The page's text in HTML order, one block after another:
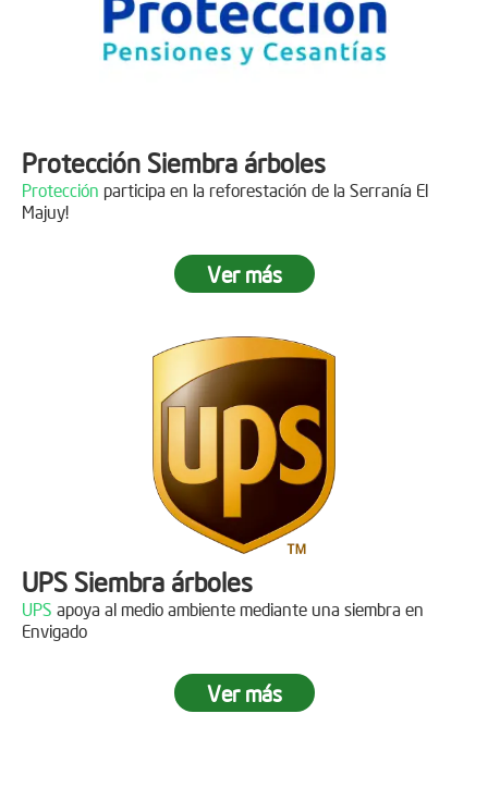
DINISSANpor plantar 400 árboles en el páramo de
Protección Siembra árboles
Protección participa en la reforestación de la Serranía El
Majuy!
Ver más
UPS Siembra árboles
UPS apoya al medio ambiente mediante una siembra en
Envigado
Ver más